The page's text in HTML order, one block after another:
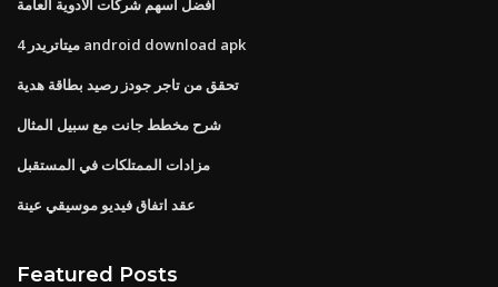
أفضل أسهم شركات الأدوية العامة
ميتاتريدر 4 android download apk
تحقق من تاجر جودز رصيد بطاقة هدية
شرح مخطط جانت مع سبيل المثال
مزادات الممتلكات في المستقبل
عقد اتفاق فيديو موسيقي عينة
Featured Posts